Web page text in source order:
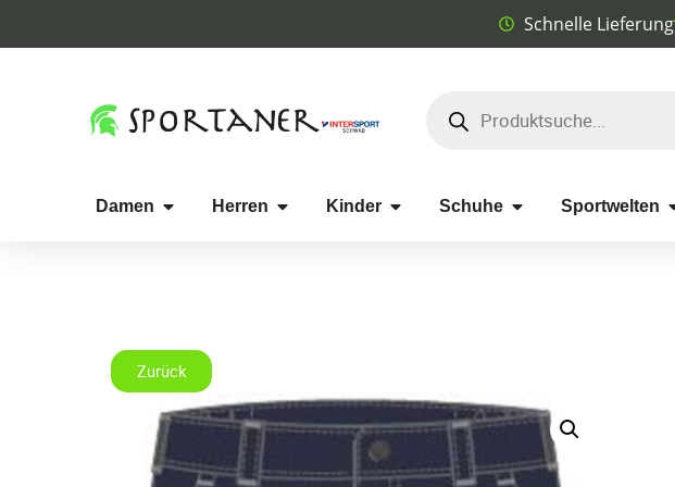
Schnelle Lieferung
Damen Herren Kinder Schuhe Sportwelten
Zurück